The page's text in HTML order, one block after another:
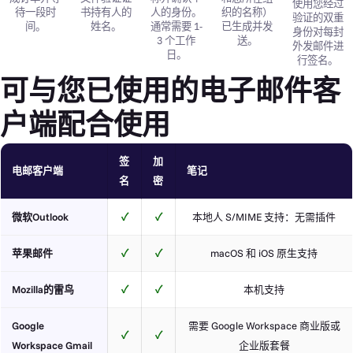
待一段时
间。
书持有人的
姓名。
人的身份。
通常需要 1-
3 个工作
日。
织的名称）
已生成并发
送。
使用您经过
验证的双重
身份对每封
外发邮件进
行签名。
可与您已使用的电子邮件客
户端配合使用
电邮客户端
签
名
加
密
笔记
微软Outlook ✓ ✓ 本地人 S/MIME 支持：无需插件
苹果邮件 ✓ ✓ macOS 和 iOS 原生支持
Mozilla的雷鸟 ✓ ✓ 本机支持
Google
Workspace Gmail
✓ ✓
需要 Google Workspace 商业版或
企业版套餐